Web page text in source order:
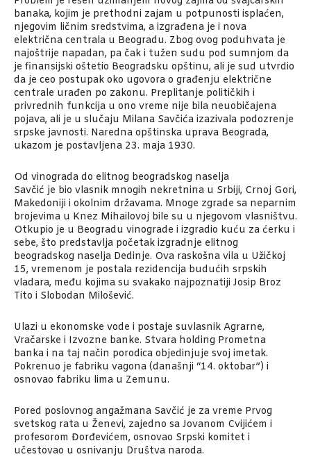
banaka, kojim je prethodni zajam u potpunosti isplaćen,
njegovim ličnim sredstvima, a izgrađena je i nova
električna centrala u Beogradu. Zbog ovog poduhvata je
najoštrije napadan, pa čak i tužen sudu pod sumnjom da
je finansijski oštetio Beogradsku opštinu, ali je sud utvrdio
da je ceo postupak oko ugovora o građenju električne
centrale urađen po zakonu. Preplitanje političkih i
privrednih funkcija u ono vreme nije bila neuobičajena
pojava, ali je u slučaju Milana Savčića izazivala podozrenje
srpske javnosti. Naredna opštinska uprava Beograda,
ukazom je postavljena 23. maja 1930.
Od vinograda do elitnog beogradskog naselja
Savčić je bio vlasnik mnogih nekretnina u Srbiji, Crnoj Gori,
Makedoniji i okolnim državama. Mnoge zgrade sa neparnim
brojevima u Knez Mihailovoj bile su u njegovom vlasništvu.
Otkupio je u Beogradu vinograde i izgradio kuću za ćerku i
sebe, što predstavlja početak izgradnje elitnog
beogradskog naselja Dedinje. Ova raskošna vila u Užičkoj
15, vremenom je postala rezidencija budućih srpskih
vladara, među kojima su svakako najpoznatiji Josip Broz
Tito i Slobodan Milošević.
Ulazi u ekonomske vode i postaje suvlasnik Agrarne,
Vračarske i Izvozne banke. Stvara holding Prometna
banka i na taj način porodica objedinjuje svoj imetak.
Pokrenuo je fabriku vagona (današnji “14. oktobar”) i
osnovao fabriku lima u Zemunu.
Pored poslovnog angažmana Savčić je za vreme Prvog
svetskog rata u Ženevi, zajedno sa Jovanom Cvijićem i
profesorom Đorđevićem, osnovao Srpski komitet i
učestovao u osnivanju Društva naroda.